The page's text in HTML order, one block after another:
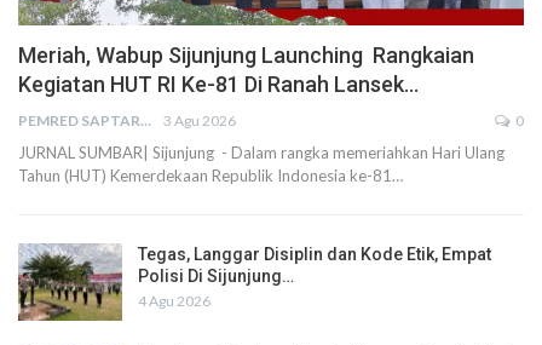
Meriah, Wabup Sijunjung Launching Rangkaian
Kegiatan HUT RI Ke-81 Di Ranah Lansek…
PEMRED SAPTARIUS 3 Agu 2026 0
JURNAL SUMBAR| Sijunjung - Dalam rangka memeriahkan Hari Ulang
Tahun (HUT) Kemerdekaan Republik Indonesia ke-81…
Tegas, Langgar Disiplin dan Kode Etik, Empat
Polisi Di Sijunjung…
4 Agu 2026